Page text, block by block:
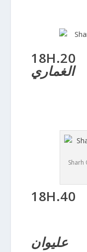
18H.20
الغماري
Sharh
18H.40
عليوان